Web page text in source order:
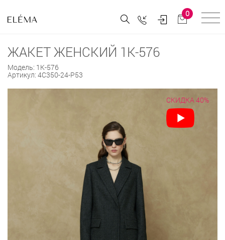
0
ЖАКЕТ ЖЕНСКИЙ 1К-576
Модель: 1К-576
Артикул: 4С350-24-Р53
СКИДКА 40%